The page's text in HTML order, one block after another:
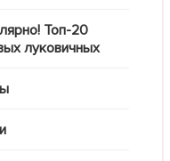
луковичных